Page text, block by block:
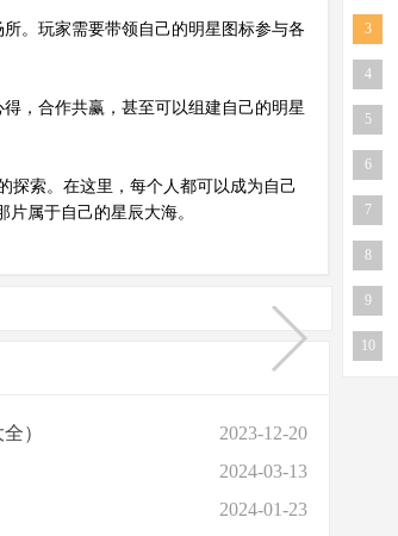
。玩家需要带领自己的明星图标参与各
，合作共赢，甚至可以组建自己的明星
索。在这里，每个人都可以成为自己
属于自己的星辰大海。
）
2023-12-20
2024-03-13
2024-01-23
3
4
5
6
7
8
9
10